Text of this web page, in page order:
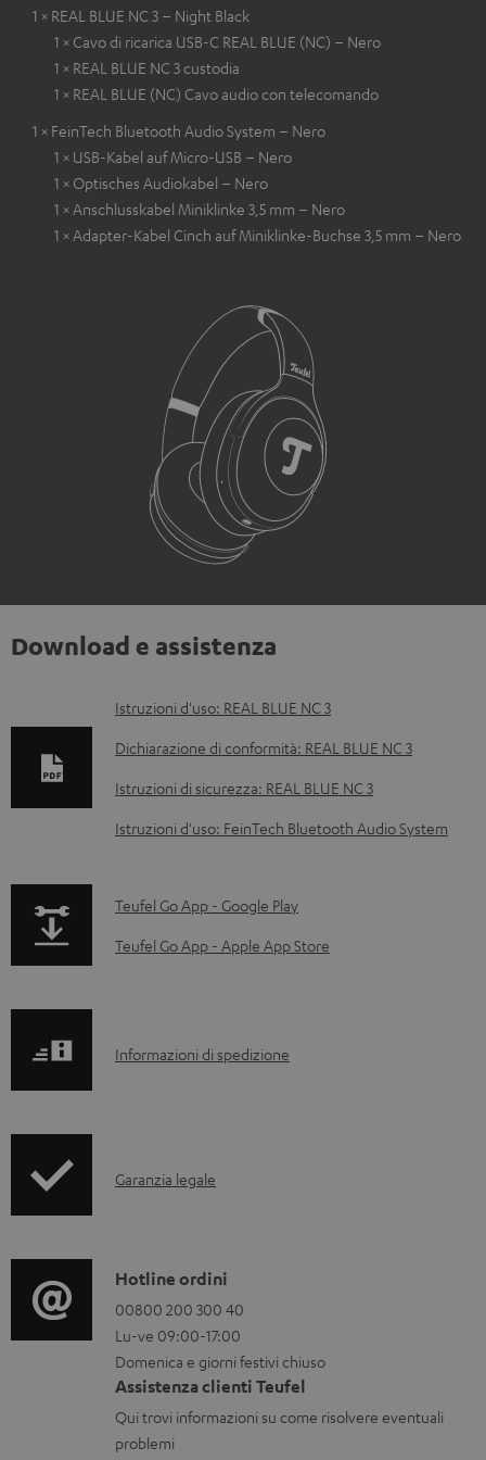
1 × REAL BLUE NC 3 – Night Black
1 × Cavo di ricarica USB-C REAL BLUE (NC) – Nero
1 × REAL BLUE NC 3 custodia
1 × REAL BLUE (NC) Cavo audio con telecomando
1 × FeinTech Bluetooth Audio System – Nero
1 × USB-Kabel auf Micro-USB – Nero
1 × Optisches Audiokabel – Nero
1 × Anschlusskabel Miniklinke 3,5 mm – Nero
1 × Adapter-Kabel Cinch auf Miniklinke-Buchse 3,5 mm – Nero
Download e assistenza
D
o
m
n
t
a
i
Istruzioni d'uso: REAL BLUE NC 3
Dichiarazione di conformità: REAL BLUE NC 3
Istruzioni di sicurezza: REAL BLUE NC 3
Istruzioni d'uso: FeinTech Bluetooth Audio System
p
a
p
d
t
.
s
u
p
p
Teufel Go App - Google Play
Teufel Go App - Apple App Store
I
r
z
i
o
n
i
d
Informazioni di spedizione
I
o
r
m
a
z
i
Garanzia legale
C
o
n
t
a
t
Hotline ordini
00800 200 300 40
Lu-ve 09:00-17:00
Domenica e giorni festivi chiuso
Assistenza clienti Teufel
Qui trovi informazioni su come risolvere eventuali
problemi